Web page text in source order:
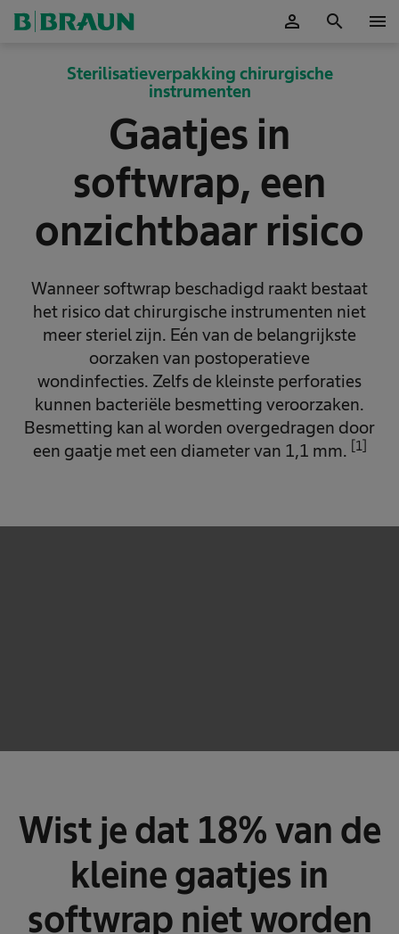
person search menu
Sterilisatieverpakking chirurgische
instrumenten
Gaatjes in
softwrap, een
onzichtbaar risico
Wanneer softwrap beschadigd raakt bestaat
het risico dat chirurgische instrumenten niet
meer steriel zijn. Eén van de belangrijkste
oorzaken van postoperatieve
wondinfecties. Zelfs de kleinste perforaties
kunnen bacteriële besmetting veroorzaken.
Besmetting kan al worden overgedragen door
een gaatje met een diameter van 1,1 mm. [1]
Wist je dat 18% van de
kleine gaatjes in
softwrap niet worden